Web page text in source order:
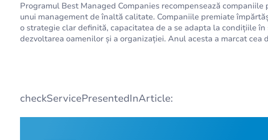
Programul Best Managed Companies recompensează
unui management de înaltă calitate. Companiile premiate
o strategie clar definită, capacitatea de a se adapta la condițiile
dezvoltarea oamenilor și a organizației. Anul acesta a marcat cea
checkServicePresentedInArticle: